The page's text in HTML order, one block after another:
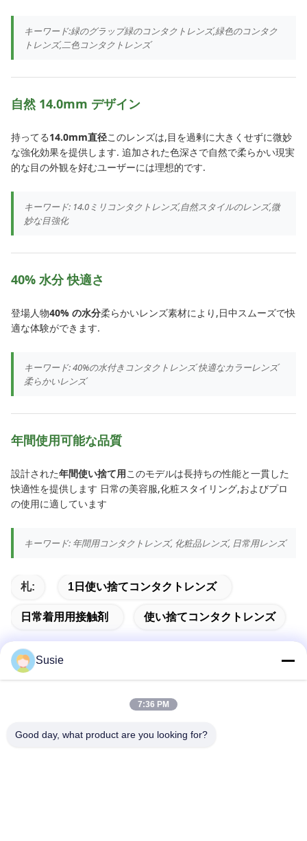
キーワード:緑のグラップ緑のコンタクトレンズ,緑色のコンタク
トレンズ,二色コンタクトレンズ
自然 14.0mm デザイン
持ってる14.0mm直径このレンズは,目を過剰に大きくせずに微妙
な強化効果を提供します. 追加された色深さで自然で柔らかい現実
的な目の外観を好むユーザーには理想的です.
キーワード: 14.0ミリコンタクトレンズ,自然スタイルのレンズ,微
妙な目強化
40% 水分 快適さ
登場人物40% の水分柔らかいレンズ素材により,日中スムーズで快
適な体験ができます.
キーワード: 40%の水付きコンタクトレンズ 快適なカラーレンズ
柔らかいレンズ
年間使用可能な品質
設計された年間使い捨て用このモデルは長持ちの性能と一貫した
快適性を提供します 日常の美容服,化粧スタイリング,およびプロ
の使用に適しています
キーワード: 年間用コンタクトレンズ, 化粧品レンズ, 日常用レンズ
札: 1日使い捨てコンタクトレンズ
日常着用用接触剤 使い捨てコンタクトレンズ
住所
Susie
7:36 PM
Good day, what product are you looking for?